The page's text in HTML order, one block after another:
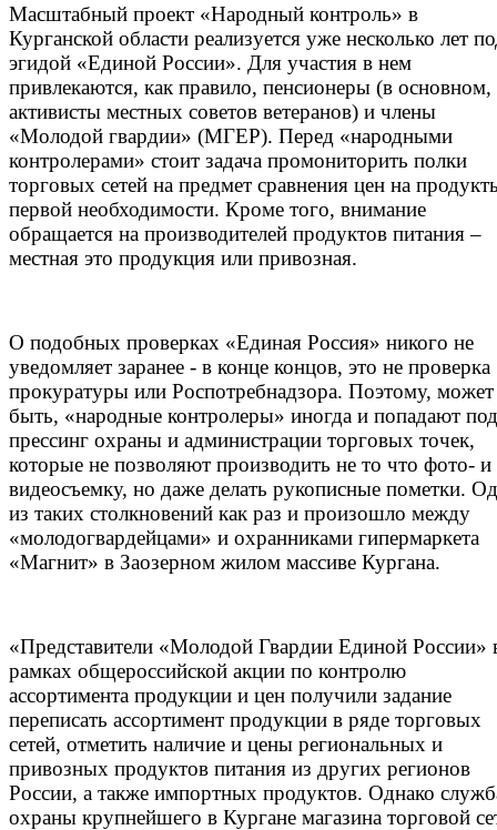
Масштабный проект «Народный контроль» в
Курганской области реализуется уже несколько лет
эгидой «Единой России». Для участия в нем
привлекаются, как правило, пенсионеры (в основном,
активисты местных советов ветеранов) и члены
«Молодой гвардии» (МГЕР). Перед «народными
контролерами» стоит задача промониторить полки
торговых сетей на предмет сравнения цен на
первой необходимости. Кроме того, внимание
обращается на производителей продуктов питания –
местная это продукция или привозная.
О подобных проверках «Единая Россия» никого не
уведомляет заранее - в конце концов, это не проверка
прокуратуры или Роспотребнадзора. Поэтому, может
быть, «народные контролеры» иногда и попадают под
прессинг охраны и администрации торговых точек,
которые не позволяют производить не то что фото- и
видеосъемку, но даже делать рукописные пометки.
из таких столкновений как раз и произошло между
«молодогвардейцами» и охранниками гипермаркета
«Магнит» в Заозерном жилом массиве Кургана.
«Представители «Молодой Гвардии Единой России»
рамках общероссийской акции по контролю
ассортимента продукции и цен получили задание
переписать ассортимент продукции в ряде торговых
сетей, отметить наличие и цены региональных и
привозных продуктов питания из других регионов
России, а также импортных продуктов. Однако
охраны крупнейшего в Кургане магазина торговой